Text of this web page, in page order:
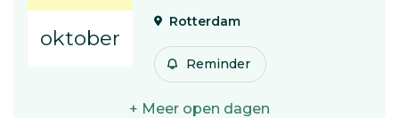
oktober
Rotterdam
Reminder
+ Meer open dagen